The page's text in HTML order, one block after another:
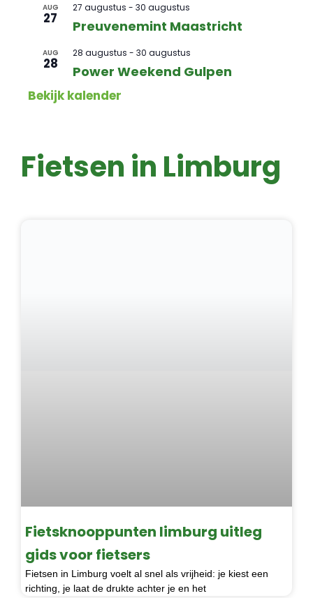
AUG
27
27 augustus - 30 augustus
Preuvenemint Maastricht
AUG
28
28 augustus - 30 augustus
Power Weekend Gulpen
Bekijk kalender
Fietsen in Limburg
Fietsknooppunten limburg uitleg
gids voor fietsers
Fietsen in Limburg voelt al snel als vrijheid: je kiest een
richting, je laat de drukte achter je en het